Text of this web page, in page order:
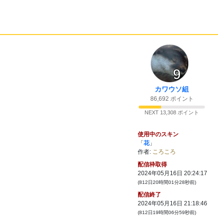
9
カワウソ組
86,692 ポイント
NEXT 13,308 ポイント
使用中のスキン
「 花」
作者: ころころ
配信枠取得
2024年05月16日 20:24:17
(812日20時間01分28秒前)
配信終了
2024年05月16日 21:18:46
(812日19時間06分59秒前)